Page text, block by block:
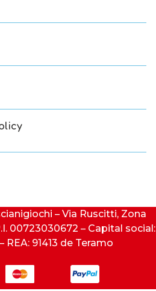
– Via Ruscitti, Zona
00723030672 – Capital social:
REA: 91413 de Teramo